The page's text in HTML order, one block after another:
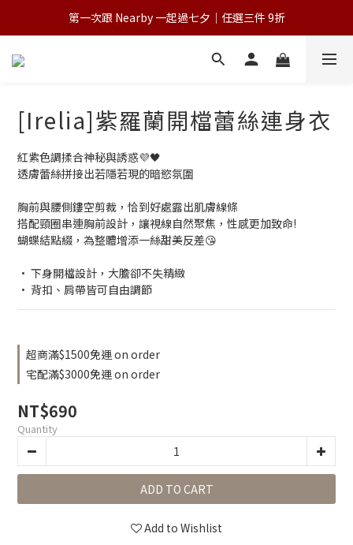
💌 Nearby收藏家｜任選三件 9折 五件 88折
第一次跟 Nearby 一起過七夕｜任選三件 9折
為保障您的購物權益，請於下單前詳閱購物須知
[Irelia]紫羅蘭開檔蕾絲連身衣
紅紫色調揉合神秘與誘惑💜🖤
透膚蕾絲拼接出若隱若現的暗慾氛圍
胸前與腰側鏤空剪裁，恰到好處露出肌膚線條
搭配頸圈串連胸前設計，讓視線自然聚焦，性感更加致命!
蝴蝶結點綴，為整體增添一絲甜美反差😘
• 下身開檔設計，大膽卻不失精緻
• 背扣、肩帶皆可自由調節
超商滿$1500免運 on order
宅配滿$3000免運 on order
NT$690
Quantity
ADD TO CART
Add to Wishlist